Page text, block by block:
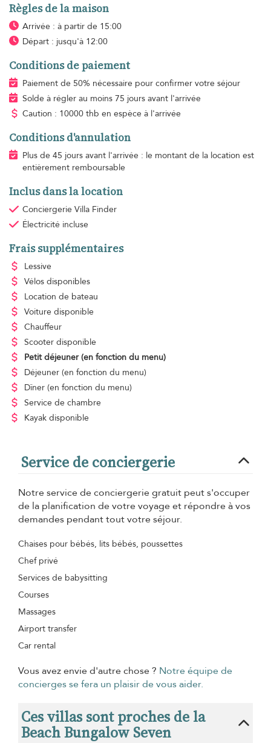
Règles de la maison
Arrivée : à partir de 15:00
Départ : jusqu'à 12:00
Conditions de paiement
Paiement de 50% nécessaire pour confirmer votre séjour
Solde à régler au moins 75 jours avant l'arrivée
Caution : 10000 thb en espèce à l'arrivée
Conditions d'annulation
Plus de 45 jours avant l'arrivée : le montant de la location est
entièrement remboursable
Inclus dans la location
Conciergerie Villa Finder
Électricité incluse
Frais supplémentaires
Lessive
Vélos disponibles
Location de bateau
Voiture disponible
Chauffeur
Scooter disponible
Petit déjeuner (en fonction du menu)
Déjeuner (en fonction du menu)
Dîner (en fonction du menu)
Service de chambre
Kayak disponible
Service de conciergerie
Notre service de conciergerie gratuit peut s'occuper
de la planification de votre voyage et répondre à vos
demandes pendant tout votre séjour.
Chaises pour bébés, lits bébés, poussettes
Chef privé
Services de babysitting
Courses
Massages
Airport transfer
Car rental
Vous avez envie d'autre chose ? Notre équipe de
concierges se fera un plaisir de vous aider.
Ces villas sont proches de la
Beach Bungalow Seven